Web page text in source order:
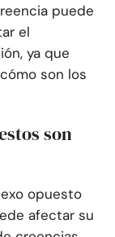
puede
el
ya que
son los
son
opuesto
afectar su